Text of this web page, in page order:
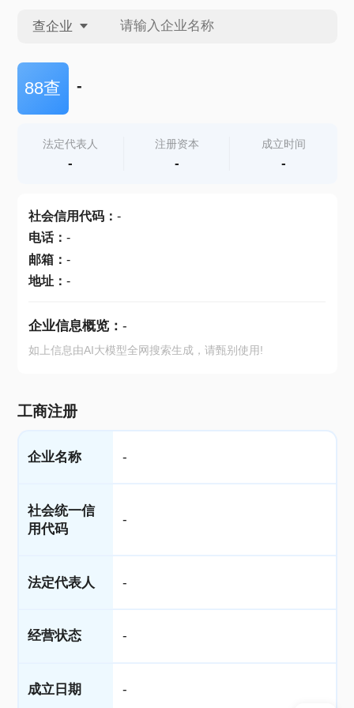
查企业
查企业
查产地
88查 -
法定代表人
-
注册资本
-
成立时间
-
社会信用代码： -
电话： -
邮箱： -
地址： -
企业信息概览： -
如上信息由AI大模型全网搜索生成，请甄别使用!
工商注册
企业名称 -
社会统一信
用代码
-
法定代表人 -
经营状态 -
成立日期 -